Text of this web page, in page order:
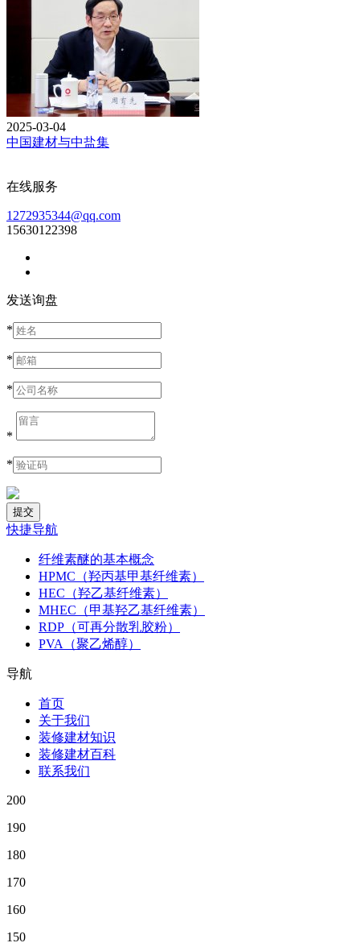
2025-03-04
中国建材与中盐集
在线服务
1272935344@qq.com
15630122398
发送询盘
*
*
*
*
*
快捷导航
纤维素醚的基本概念
HPMC（羟丙基甲基纤维素）
HEC（羟乙基纤维素）
MHEC（甲基羟乙基纤维素）
RDP（可再分散乳胶粉）
PVA（聚乙烯醇）
导航
首页
关于我们
装修建材知识
装修建材百科
联系我们
200
190
180
170
160
150